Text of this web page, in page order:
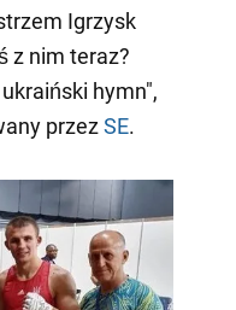
Igrzysk
z nim teraz?
hymn",
przezSE.